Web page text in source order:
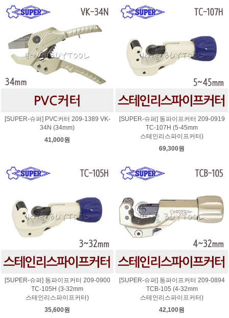
[SUPER-슈퍼] PVC커터 209-1389 VK-
34N (34mm)
41,000원
[SUPER-슈퍼] 동파이프커터 209-0919
TC-107H (5-45mm
스테인리스파이프커터)
69,300원
[SUPER-슈퍼] 동파이프커터 209-0900
TC-105H (3-32mm
스테인리스파이프커터)
35,600원
[SUPER-슈퍼] 동파이프커터 209-0894
TCB-105 (4-32mm
스테인리스파이프커터)
42,100원